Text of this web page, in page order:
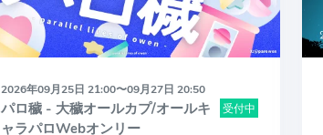
2026年09月25日 21:00〜09月27日 20:50
受付中
パロ穢 - 大穢オールカプ/オールキ
ャラパロWebオンリー